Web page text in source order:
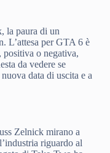
la paura di un
L’attesa per GTA 6 è
positiva o negativa,
da vedere se
data di uscita e a
Zelnick mirano a
riguardo al